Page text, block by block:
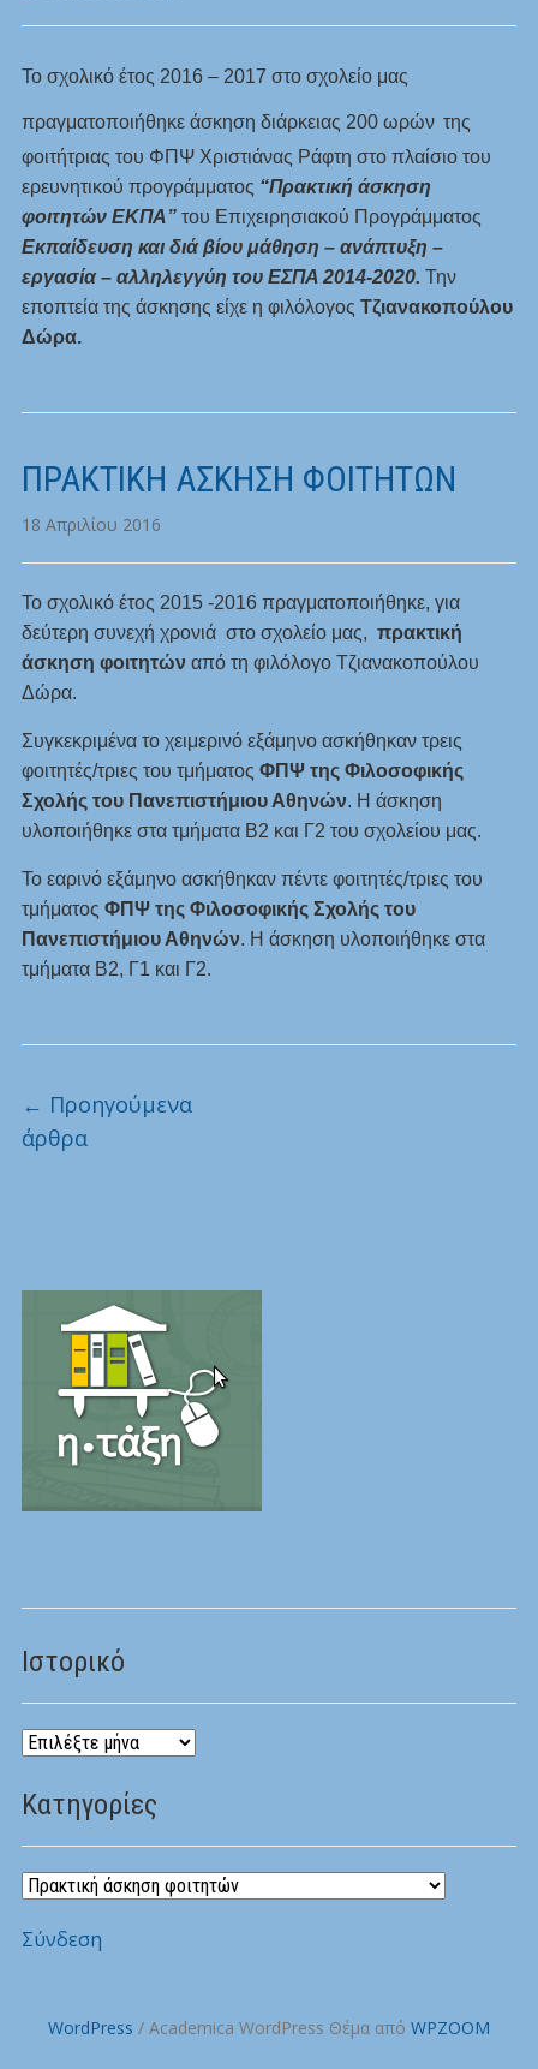
Το σχολικό έτος 2016 – 2017 στο σχολείο μας
πραγματοποιήθηκε άσκηση διάρκειας 200 ωρών της
φοιτήτριας του ΦΠΨ Χριστιάνας Ράφτη στο πλαίσιο του
ερευνητικού προγράμματος “Πρακτική άσκηση
φοιτητών ΕΚΠΑ” του Επιχειρησιακού Προγράμματος
Εκπαίδευση και διά βίου μάθηση – ανάπτυξη –
εργασία – αλληλεγγύη του ΕΣΠΑ 2014-2020. Την
εποπτεία της άσκησης είχε η φιλόλογος Τζιανακοπούλου
Δώρα.
ΠΡΑΚΤΙΚΗ ΑΣΚΗΣΗ ΦΟΙΤΗΤΩΝ
18 Απριλίου 2016
Το σχολικό έτος 2015 -2016 πραγματοποιήθηκε, για
δεύτερη συνεχή χρονιά στο σχολείο μας, πρακτική
άσκηση φοιτητώναπό τη φιλόλογο Τζιανακοπούλου
Δώρα.
Συγκεκριμένα το χειμερινό εξάμηνο ασκήθηκαν τρεις
φοιτητές/τριες του τμήματος ΦΠΨ της Φιλοσοφικής
Σχολής του Πανεπιστήμιου Αθηνών. Η άσκηση
υλοποιήθηκε στα τμήματα Β2 και Γ2 του σχολείου μας.
Το εαρινό εξάμηνο ασκήθηκαν πέντε φοιτητές/τριες του
τμήματος ΦΠΨ της Φιλοσοφικής Σχολής του
Πανεπιστήμιου Αθηνών. Η άσκηση υλοποιήθηκε στα
τμήματα Β2, Γ1 και Γ2.
Πλοήγηση άρθρων
← Προηγούμενα
άρθρα
Ιστορικό
Ιστορικό
Kατηγορίες
Kατηγορίες
Σύνδεση
WordPress / Academica WordPress Θέμα από WPZOOM